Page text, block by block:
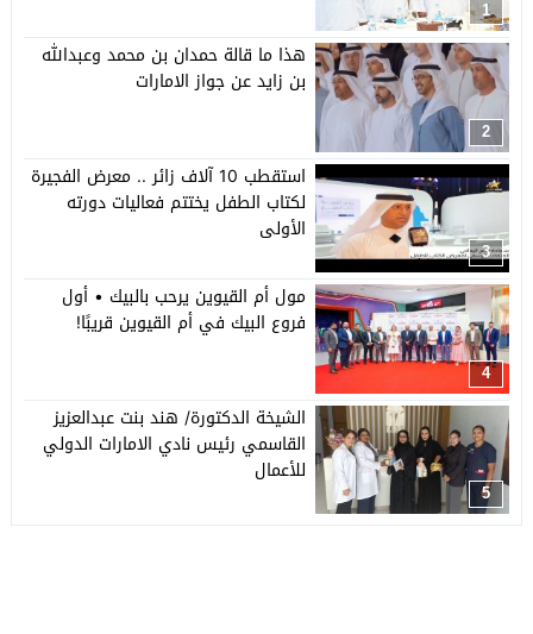
1
2
هذا ما قالة حمدان بن محمد وعبدالله
بن زايد عن جواز الامارات
3
استقطب 10 آلاف زائر .. معرض الفجيرة
لكتاب الطفل يختتم فعاليات دورته
الأولى
4
مول أم القيوين يرحب بالبيك • أول
فروع البيك في أم القيوين قريبًا!
5
الشيخة الدكتورة/ هند بنت عبدالعزيز
القاسمي رئيس نادي الامارات الدولي
للأعمال